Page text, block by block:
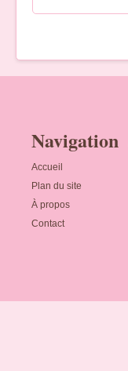
Navigation
Accueil
Plan du site
À propos
Contact